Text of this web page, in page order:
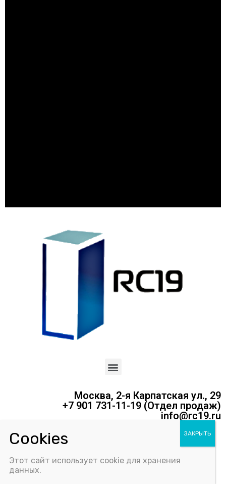
Москва, 2-я Карпатская ул., 29
+7 901 731-11-19 (Отдел продаж)
info@rc19.ru
Политика конфиденциальности
Соглашение об использовании Cookie-файлов
Этот сайт использует cookie для хранения
данных.